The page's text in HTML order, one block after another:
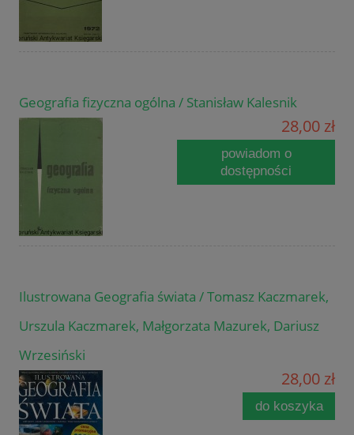
Geografia fizyczna ogólna / Stanisław Kalesnik
28,00 zł
powiadom o
dostępności
Ilustrowana Geografia świata / Tomasz Kaczmarek,
Urszula Kaczmarek, Małgorzata Mazurek, Dariusz
Wrzesiński
28,00 zł
do koszyka